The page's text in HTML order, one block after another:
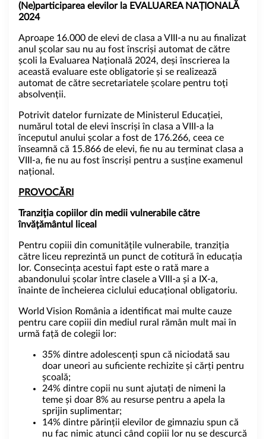
(Ne)participarea elevilor la EVALUAREA NAȚIONALĂ
2024
Aproape 16.000 de elevi de clasa a VIII-a nu au finalizat
anul școlar sau nu au fost înscriși automat de către
școli la Evaluarea Națională 2024, deși înscrierea la
această evaluare este obligatorie și se realizează
automat de către secretariatele școlare pentru toți
absolvenții.
Potrivit datelor furnizate de Ministerul Educației,
numărul total de elevi înscriși în clasa a VIII-a la
începutul anului școlar a fost de 176.266, ceea ce
înseamnă că 15.866 de elevi, fie nu au terminat clasa a
VIII-a, fie nu au fost înscriși pentru a susține examenul
național.
PROVOCĂRI
Tranziția copiilor din medii vulnerabile către
învățământul liceal
Pentru copiii din comunitățile vulnerabile, tranziția
către liceu reprezintă un punct de cotitură în educația
lor. Consecința acestui fapt este o rată mare a
abandonului școlar între clasele a VIII-a și a IX-a,
înainte de încheierea ciclului educațional obligatoriu.
World Vision România a identificat mai multe cauze
pentru care copiii din mediul rural rămân mult mai în
urmă față de colegii lor:
35% dintre adolescenți spun că niciodată sau
doar uneori au suficiente rechizite și cărți pentru
școală;
24% dintre copii nu sunt ajutați de nimeni la
teme și doar 8% au resurse pentru a apela la
sprijin suplimentar;
14% dintre părinții elevilor de gimnaziu spun că
nu fac nimic atunci când copiii lor nu se descurcă